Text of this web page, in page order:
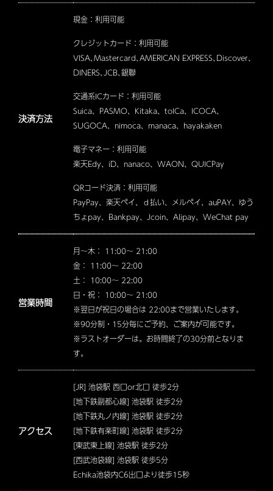
決済方法
現金：利用可能
クレジットカード：利用可能
VISA､Mastercard､AMERICAN EXPRESS､Discover､
DINERS､JCB､銀聯
交通系ICカード：利用可能
Suica、PASMO、Kitaka、toICa、ICOCA、
SUGOCA、nimoca、manaca、hayakaken
電子マネー：利用可能
楽天Edy、iD、nanaco、WAON、QUICPay
QRコード決済：利用可能
PayPay、楽天ペイ、ｄ払い、メルペイ、auPAY、ゆう
ちょpay、Bankpay、Jcoin、Alipay、WeChat pay
営業時間
月～木： 11:00～ 21:00
金： 11:00～ 22:00
土： 10:00～ 22:00
日・祝： 10:00～ 21:00
※翌日が祝日の場合は 22:00まで営業いたします。
※90分制・15分毎にご予約、ご案内が可能です。
※ラストオーダーは。お時間終了の30分前となりま
す。
アクセス
[JR] 池袋駅 西口or北口 徒歩2分
[地下鉄副都心線] 池袋駅 徒歩2分
[地下鉄丸ノ内線] 池袋駅 徒歩2分
[地下鉄有楽町線] 池袋駅 徒歩2分
[東武東上線] 池袋駅 徒歩2分
[西武池袋線] 池袋駅 徒歩5分
Echika池袋内C6出口より徒歩15秒